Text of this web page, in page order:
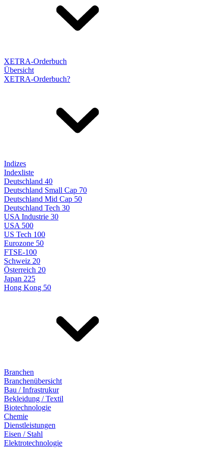
XETRA-Orderbuch
Übersicht
XETRA-Orderbuch?
Indizes
Indexliste
Deutschland 40
Deutschland Small Cap 70
Deutschland Mid Cap 50
Deutschland Tech 30
USA Industrie 30
USA 500
US Tech 100
Eurozone 50
FTSE-100
Schweiz 20
Österreich 20
Japan 225
Hong Kong 50
Branchen
Branchenübersicht
Bau / Infrastrukur
Bekleidung / Textil
Biotechnologie
Chemie
Dienstleistungen
Eisen / Stahl
Elektrotechnologie